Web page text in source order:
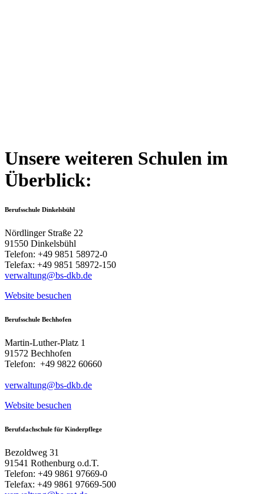
Unsere weiteren Schulen im
Überblick:
Berufsschule Dinkelsbühl
Nördlinger Straße 22
91550 Dinkelsbühl
Telefon: +49 9851 58972-0
Telefax: +49 9851 58972-150
verwaltung@bs-dkb.de
Website besuchen
Berufsschule Bechhofen
Martin-Luther-Platz 1
91572 Bechhofen
Telefon: +49 9822 60660
verwaltung@bs-dkb.de
Website besuchen
Berufsfachschule für Kinderpflege
Bezoldweg 31
91541 Rothenburg o.d.T.
Telefon: +49 9861 97669-0
Telefax: +49 9861 97669-500